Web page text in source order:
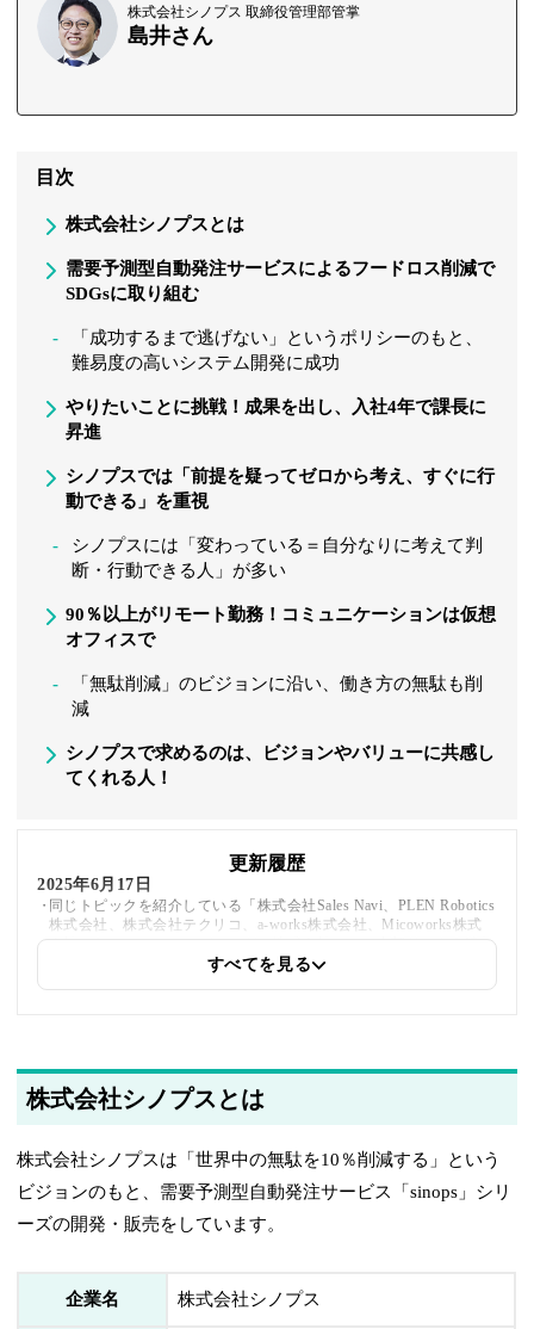
株式会社シノプス 取締役管理部管掌
島井さん
目次
株式会社シノプスとは
需要予測型自動発注サービスによるフードロス削減で
SDGsに取り組む
「成功するまで逃げない」というポリシーのもと、
難易度の高いシステム開発に成功
やりたいことに挑戦！成果を出し、入社4年で課長に
昇進
シノプスでは「前提を疑ってゼロから考え、すぐに行
動できる」を重視
シノプスには「変わっている＝自分なりに考えて判
断・行動できる人」が多い
90％以上がリモート勤務！コミュニケーションは仮想
オフィスで
「無駄削減」のビジョンに沿い、働き方の無駄も削
減
シノプスで求めるのは、ビジョンやバリューに共感し
てくれる人！
更新履歴
2025年6月17日
同じトピックを紹介している「株式会社Sales Navi、PLEN Robotics
株式会社、株式会社テクリコ、a-works株式会社、Micoworks株式
会社、ヤンマーホールディングス株式会社」への内部リンクを追加
すべてを見る
株式会社シノプスとは
株式会社シノプスは「世界中の無駄を10％削減する」という
ビジョンのもと、需要予測型自動発注サービス「sinops」シリ
ーズの開発・販売をしています。
企業名 株式会社シノプス